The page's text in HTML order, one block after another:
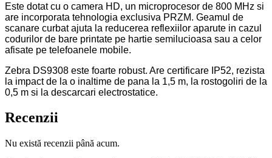
Este dotat cu o camera HD, un microprocesor de 800 MHz si
are incorporata tehnologia exclusiva PRZM. Geamul de
scanare curbat ajuta la reducerea reflexiilor aparute in cazul
codurilor de bare printate pe hartie semilucioasa sau a celor
afisate pe telefoanele mobile.
Zebra DS9308 este foarte robust. Are certificare IP52, rezista
la impact de la o inaltime de pana la 1,5 m, la rostogoliri de la
0,5 m si la descarcari electrostatice.
Recenzii
Nu există recenzii până acum.